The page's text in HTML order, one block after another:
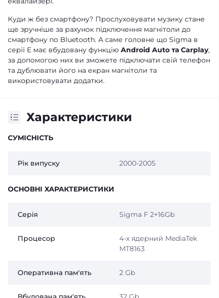
Куди ж без смартфону? Прослуховувати музику стане
ще зручніше за рахунок підключення магнітоли до
смартфону по Bluetooth. А саме головне що Sigma в
серії E має вбудовану функцію Android Auto та Carplay,
за допомогою них ви зможете підключати свій телефон
та дублювати його на екран магнітоли та
використовувати додатки.
Характеристики
СУМІСНІСТЬ
Рік випуску 2000-2005
ОСНОВНІ ХАРАКТЕРИСТИКИ
Серія Sigma F 2+16Gb
Процесор
4-х ядерний MediaTek
MT8163
Оперативна пам'ять 2 Gb